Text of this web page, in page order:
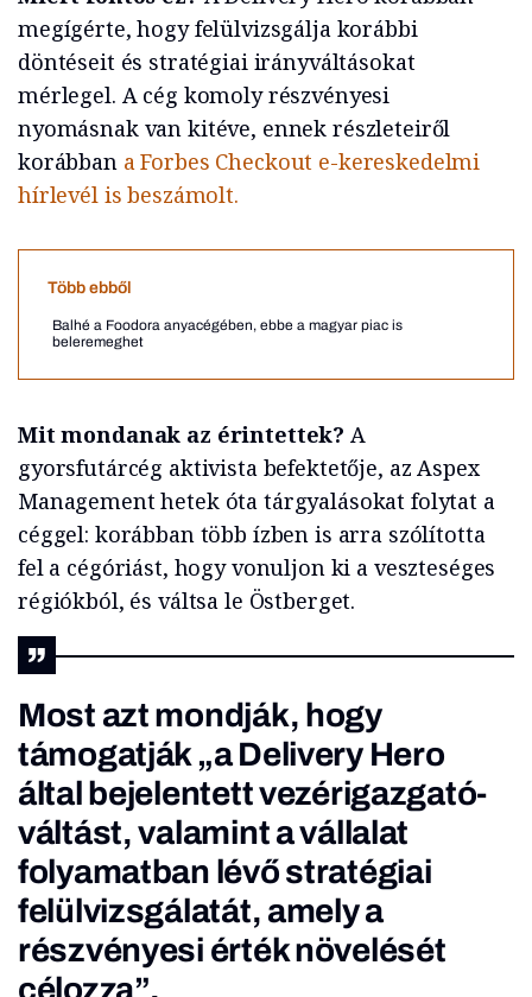
megígérte, hogy felülvizsgálja korábbi
döntéseit és stratégiai irányváltásokat
mérlegel. A cég komoly részvényesi
nyomásnak van kitéve, ennek részleteiről
korábban a Forbes Checkout e-kereskedelmi
hírlevél is beszámolt.
Több ebből
Balhé a Foodora anyacégében, ebbe a magyar piac is
beleremeghet
Mit mondanak az érintettek? A
gyorsfutárcég aktivista befektetője, az Aspex
Management hetek óta tárgyalásokat folytat a
céggel: korábban több ízben is arra szólította
fel a cégóriást, hogy vonuljon ki a veszteséges
régiókból, és váltsa le Östberget.
Most azt mondják, hogy
támogatják „a Delivery Hero
által bejelentett vezérigazgató-
váltást, valamint a vállalat
folyamatban lévő stratégiai
felülvizsgálatát, amely a
részvényesi érték növelését
célozza”.